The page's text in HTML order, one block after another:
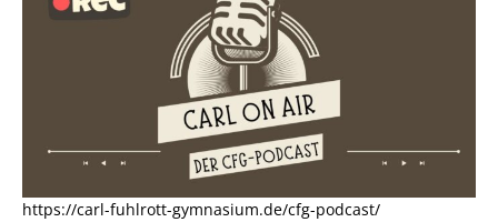
https://carl-fuhlrott-gymnasium.de/cfg-podcast/